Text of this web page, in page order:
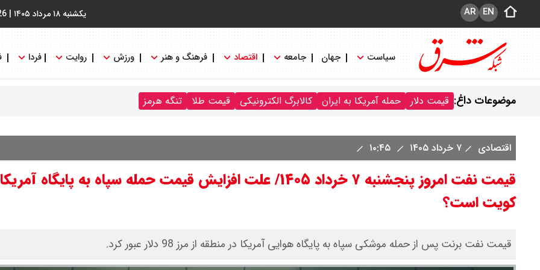
یکشنبه ۱۸ مرداد ۱۴۰۵ | EN
AR
سیاست جهان جامعه اقتصاد فرهنگ و هنر ورزش روایت فردا
موضوعات داغ: قیمت دلار حمله آمریکا به ایران کالابرگ الکترونیکی قیمت طلا تنگه هرمز
اقتصادی ۷ خرداد ۱۴۰۵
قیمت نفت امروز پنجشنبه ۷ خرداد ۱۴۰۵/ علت افزایش قیمت حمله سپاه به پایگاه
کویت است؟
قیمت نفت برنت پس از حمله موشکی سپاه به پایگاه هوایی آمریکا در منطقه از مرز 98 دلار عبور کرد.